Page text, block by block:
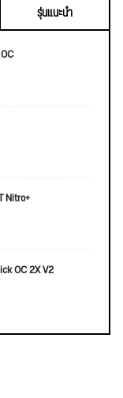
รุ่นแนะนำ
Nitro+
OC 2X V2